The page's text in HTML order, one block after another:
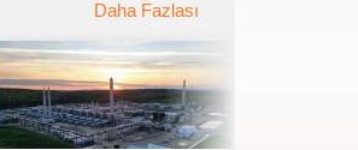
Daha Fazlası